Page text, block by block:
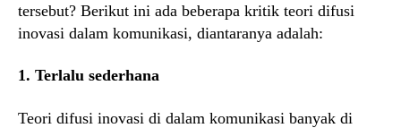
tersebut? Berikut ini ada beberapa kritik teori difusi
inovasi dalam komunikasi, diantaranya adalah:
1. Terlalu sederhana
Teori difusi inovasi di dalam komunikasi banyak di